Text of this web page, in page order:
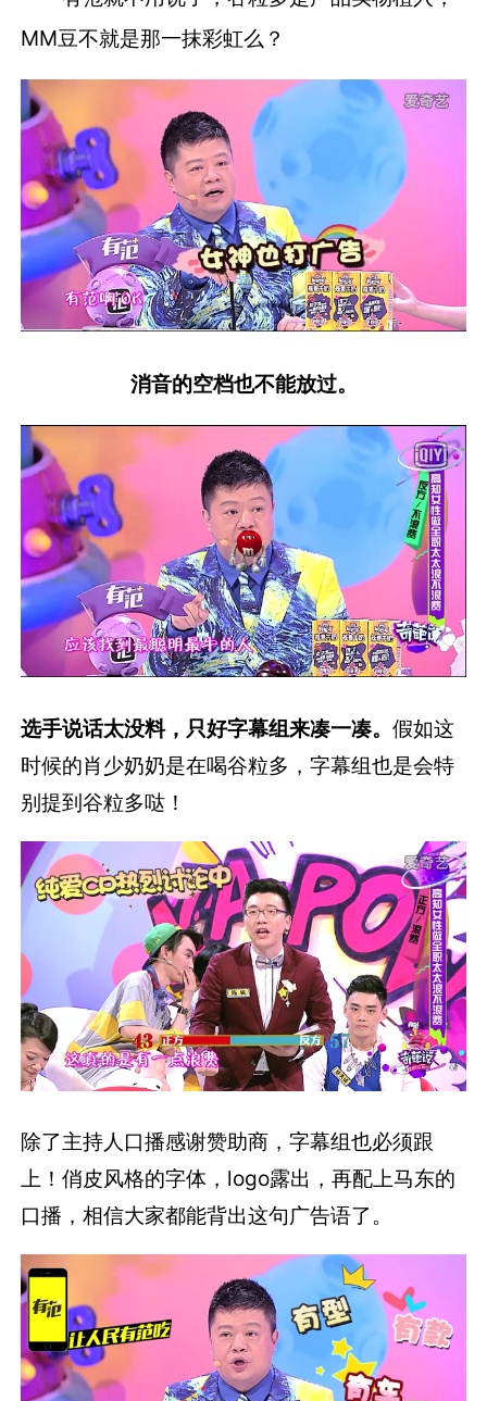
MM豆不就是那一抹彩虹么？
消音的空档也不能放过。
选手说话太没料，只好字幕组来凑一凑。假如这
时候的肖少奶奶是在喝谷粒多，字幕组也是会特
别提到谷粒多哒！
除了主持人口播感谢赞助商，字幕组也必须跟
上！俏皮风格的字体，logo露出，再配上马东的
口播，相信大家都能背出这句广告语了。